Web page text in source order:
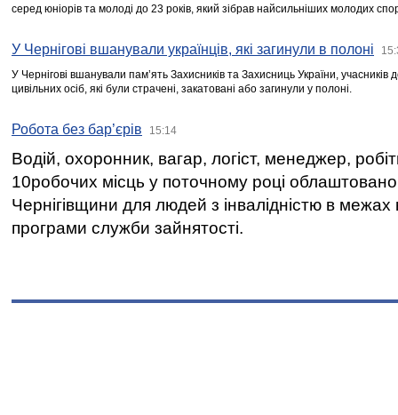
серед юніорів та молоді до 23 років, який зібрав найсильніших молодих
У Чернігові вшанували українців, які загинули в полоні
У Чернігові вшанували пам’ять Захисників та Захисниць України,
цивільних осіб, які були страчені, закатовані або загинули у полоні.
Робота без бар’єрів 15:14
Водій, охоронник, вагар, логіст, менеджер,
10робочих місць у поточному році
Чернігівщини для людей з інвалідністю в межах
програми служби зайнятості.